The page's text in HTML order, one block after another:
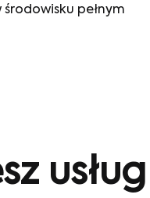
pełnym
usług